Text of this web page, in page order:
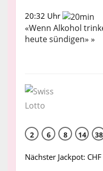
20:32 Uhr
«Wenn Alkohol
heute sündigen» »
2 6 8 14 38
Nächster Jackpot: